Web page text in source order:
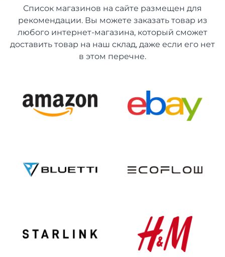
Список магазинов на сайте размещен для
рекомендации. Вы можете заказать товар из
любого интернет-магазина, который сможет
доставить товар на наш склад, даже если его нет
в этом перечне.